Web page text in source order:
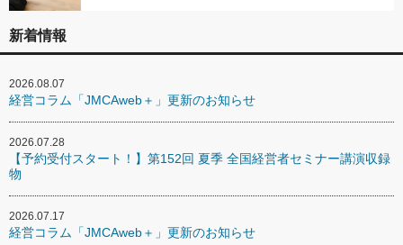
新着情報
2026.08.07
経営コラム「JMCAweb＋」更新のお知らせ
2026.07.28
【予約受付スタート！】第152回 夏季 全国経営者セミナー講演収録
物
2026.07.17
経営コラム「JMCAweb＋」更新のお知らせ